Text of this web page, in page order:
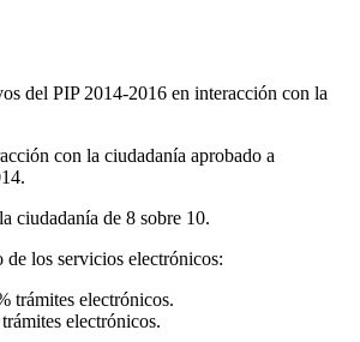
del PIP 2014-2016 en interacción con la
con la ciudadanía aprobado a
ciudadanía de 8 sobre 10.
de los servicios electrónicos:
trámites electrónicos.
electrónicos.